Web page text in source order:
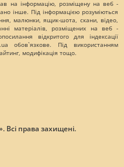
на інформацію, розміщену на веб -
інше. Під інформацією розуміються
малюнки, ящик-шота, скани, відео,
матеріалів, розміщених на веб -
відкритого для індексації
обов`язкове. Під використанням
модифікація тощо.
Всі права захищені.